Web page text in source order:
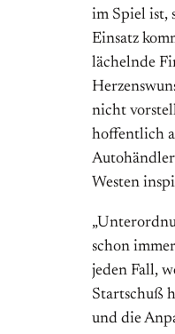
im Spiel ist,
Einsatz
lächelnde
nicht
hoffentlich
Westen
schon
jeden Fall,
Startschuß
und die